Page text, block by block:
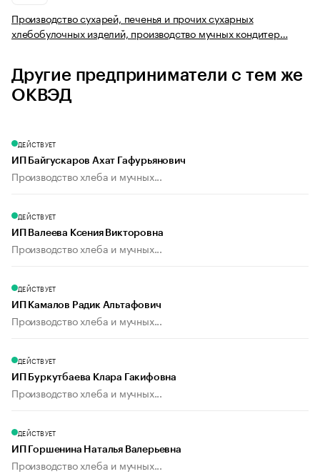
Производство сухарей, печенья и прочих сухарных
хлебобулочных изделий, производство мучных кондитер…
Другие предприниматели с тем же
ОКВЭД
ДЕЙСТВУЕТ
ИП Байгускаров Ахат Гафурьянович
Производство хлеба и мучных...
ДЕЙСТВУЕТ
ИП Валеева Ксения Викторовна
Производство хлеба и мучных...
ДЕЙСТВУЕТ
ИП Камалов Радик Альтафович
Производство хлеба и мучных...
ДЕЙСТВУЕТ
ИП Буркутбаева Клара Гакифовна
Производство хлеба и мучных...
ДЕЙСТВУЕТ
ИП Горшенина Наталья Валерьевна
Производство хлеба и мучных...